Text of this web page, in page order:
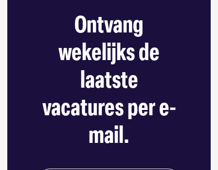
Ontvang
wekelijks de
laatste
vacatures per e-
mail.